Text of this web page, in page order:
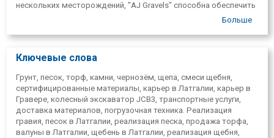
нескольких месторождений, "AJ Gravels" способна обеспечить
охватывая несколько важных центров развития Латгалии.
Больше
Ключевые слова
Грунт, песок, торф, камни, чернозём, щепа, смеси щебня,
сертифицированные материалы, карьер в Латгалии, карьер в
Гравере, колесный экскаватор JCB3, транспортные услуги,
доставка материалов, погрузочная техника. Реализация
гравия, песок в Латгалии, реализация песка, продажа торфа,
валуны в Латгалии, щебень в Латгалии, реализация щебня,